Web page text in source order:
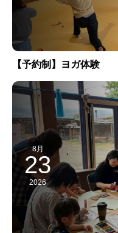
【予約制】ヨガ体験
8月
23
2026